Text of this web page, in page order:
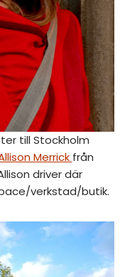
till Stockholm
Merrick från
driver där
verkstad/butik.